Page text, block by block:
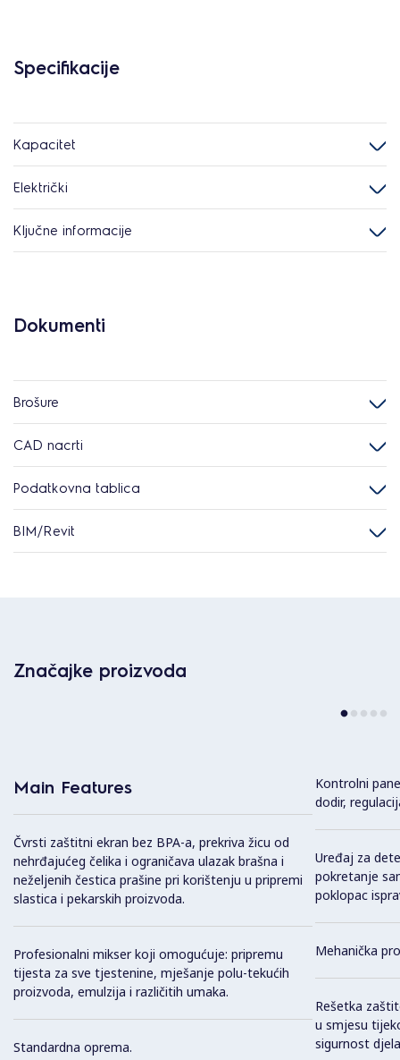
Specifikacije
Kapacitet
Električki
Ključne informacije
Dokumenti
Brošure
CAD nacrti
Podatkovna tablica
BIM/Revit
Značajke proizvoda
Main Features
Čvrsti zaštitni ekran bez BPA-a, prekriva žicu od
nehrđajućeg čelika i ograničava ulazak brašna i
neželjenih čestica prašine pri korištenju u pripremi
slastica i pekarskih proizvoda.
Profesionalni mikser koji omogućuje: pripremu
tijesta za sve tjestenine, mješanje polu-tekućih
proizvoda, emulzija i različitih umaka.
Standardna oprema.
Kontrolni
dodir,
Uređaj za
pokretanje
poklopac
Mehanička
Rešetka
u smjesu
sigurnost